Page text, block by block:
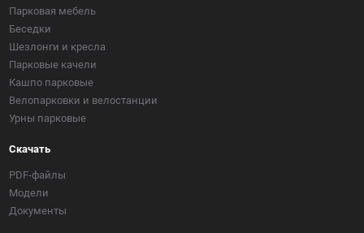
Парковая мебель
Беседки
Шезлонги и кресла
Парковые качели
Кашпо парковые
Велопарковки и велостанции
Урны парковые
Скачать
PDF-файлы
Модели
Документы